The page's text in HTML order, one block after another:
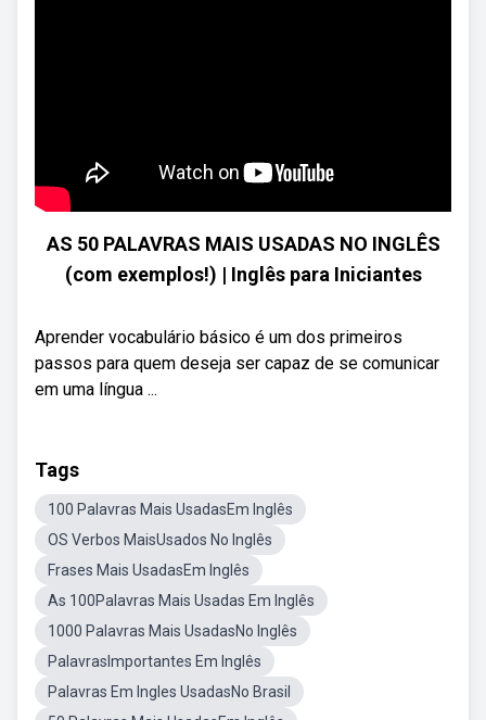
AS 50 PALAVRAS MAIS USADAS NO INGLÊS
(com exemplos!) | Inglês para Iniciantes
Aprender vocabulário básico é um dos primeiros
passos para quem deseja ser capaz de se comunicar
em uma língua ...
Tags
100 Palavras Mais UsadasEm Inglês
OS Verbos MaisUsados No Inglês
Frases Mais UsadasEm Inglês
As 100Palavras Mais Usadas Em Inglês
1000 Palavras Mais UsadasNo Inglês
PalavrasImportantes Em Inglês
Palavras Em Ingles UsadasNo Brasil